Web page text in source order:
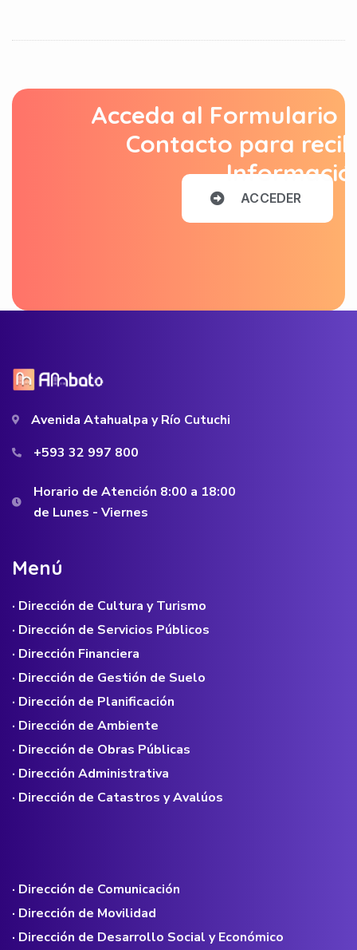
Acceda al Formulario
Contacto para
ACCEDER
Avenida Atahualpa y Río Cutuchi
+593 32 997 800
Horario de Atención 8:00 a 18:00
de Lunes - Viernes
Menú
· Dirección de Cultura y Turismo
· Dirección de Servicios Públicos
· Dirección Financiera
· Dirección de Gestión de Suelo
· Dirección de Planificación
· Dirección de Ambiente
· Dirección de Obras Públicas
· Dirección Administrativa
· Dirección de Catastros y Avalúos
· Dirección de Comunicación
· Dirección de Movilidad
· Dirección de Desarrollo Social y Económico